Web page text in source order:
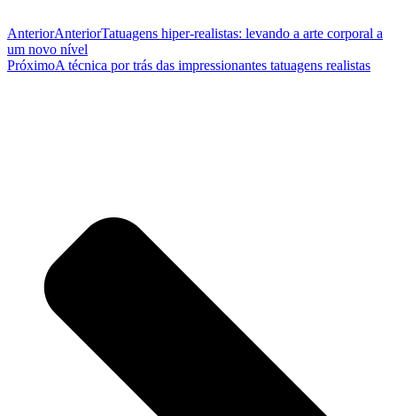
AnteriorAnteriorTatuagens hiper-realistas: levando a arte corporal a
um novo nível
PróximoA técnica por trás das impressionantes tatuagens realistas